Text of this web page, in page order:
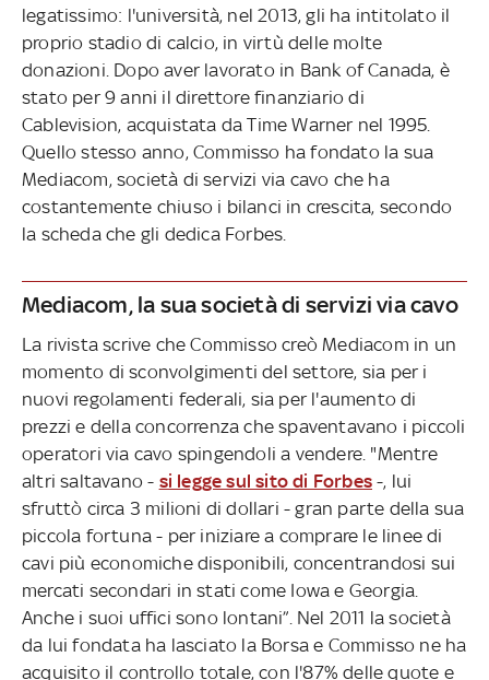
legatissimo: l'università, nel 2013, gli ha intitolato il
proprio stadio di calcio, in virtù delle molte
donazioni. Dopo aver lavorato in Bank of Canada, è
stato per 9 anni il direttore finanziario di
Cablevision, acquistata da Time Warner nel 1995.
Quello stesso anno, Commisso ha fondato la sua
Mediacom, società di servizi via cavo che ha
costantemente chiuso i bilanci in crescita, secondo
la scheda che gli dedica Forbes.
Mediacom, la sua società di servizi via cavo
La rivista scrive che Commisso creò Mediacom in un
momento di sconvolgimenti del settore, sia per i
nuovi regolamenti federali, sia per l'aumento di
prezzi e della concorrenza che spaventavano i piccoli
operatori via cavo spingendoli a vendere. "Mentre
altri saltavano - si legge sul sito di Forbes -, lui
sfruttò circa 3 milioni di dollari - gran parte della sua
piccola fortuna - per iniziare a comprare le linee di
cavi più economiche disponibili, concentrandosi sui
mercati secondari in stati come Iowa e Georgia.
Anche i suoi uffici sono lontani”. Nel 2011 la società
da lui fondata ha lasciato la Borsa e Commisso ne ha
acquisito il controllo totale, con l'87% delle quote e